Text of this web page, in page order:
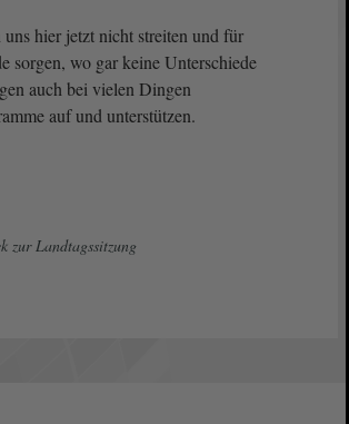
hier jetzt nicht streiten und für
sorgen, wo gar keine Unterschiede
auch bei vielen Dingen
auf und unterstützen.
zur Landtagssitzung